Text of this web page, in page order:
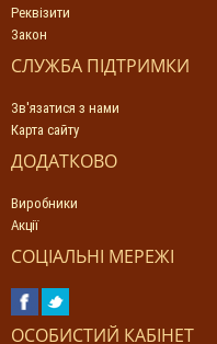
Реквізити
Закон
СЛУЖБА ПІДТРИМКИ
Зв'язатися з нами
Карта сайту
ДОДАТКОВО
Виробники
Акції
СОЦІАЛЬНІ МЕРЕЖІ
ОСОБИСТИЙ КАБІНЕТ